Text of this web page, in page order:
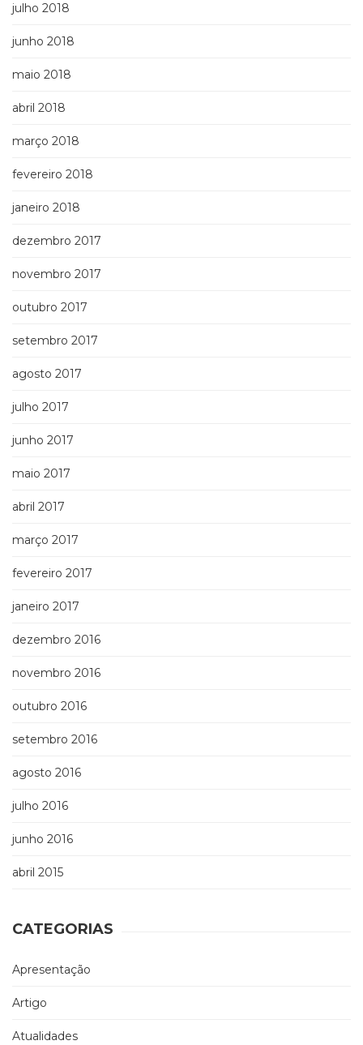
julho 2018
junho 2018
maio 2018
abril 2018
março 2018
fevereiro 2018
janeiro 2018
dezembro 2017
novembro 2017
outubro 2017
setembro 2017
agosto 2017
julho 2017
junho 2017
maio 2017
abril 2017
março 2017
fevereiro 2017
janeiro 2017
dezembro 2016
novembro 2016
outubro 2016
setembro 2016
agosto 2016
julho 2016
junho 2016
abril 2015
CATEGORIAS
Apresentação
Artigo
Atualidades